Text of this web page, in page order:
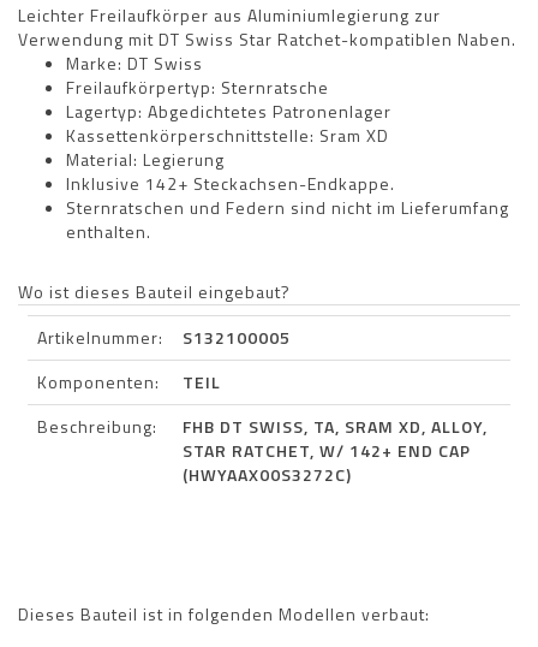
Leichter Freilaufkörper aus Aluminiumlegierung zur
Verwendung mit DT Swiss Star Ratchet-kompatiblen Naben.
Marke: DT Swiss
Freilaufkörpertyp: Sternratsche
Lagertyp: Abgedichtetes Patronenlager
Kassettenkörperschnittstelle: Sram XD
Material: Legierung
Inklusive 142+ Steckachsen-Endkappe.
Sternratschen und Federn sind nicht im Lieferumfang
enthalten.
Wo ist dieses Bauteil eingebaut?
Artikelnummer:
S132100005
Komponenten:
TEIL
Beschreibung:
FHB DT SWISS, TA, SRAM XD, ALLOY,
STAR RATCHET, W/ 142+ END CAP
(HWYAAX00S3272C)
Dieses Bauteil ist in folgenden Modellen verbaut: